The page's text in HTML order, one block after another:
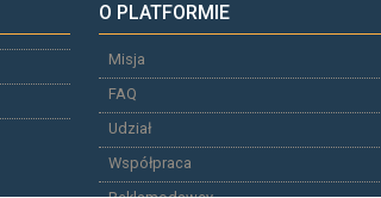
O PLATFORMIE
Misja
FAQ
Udział
Współpraca